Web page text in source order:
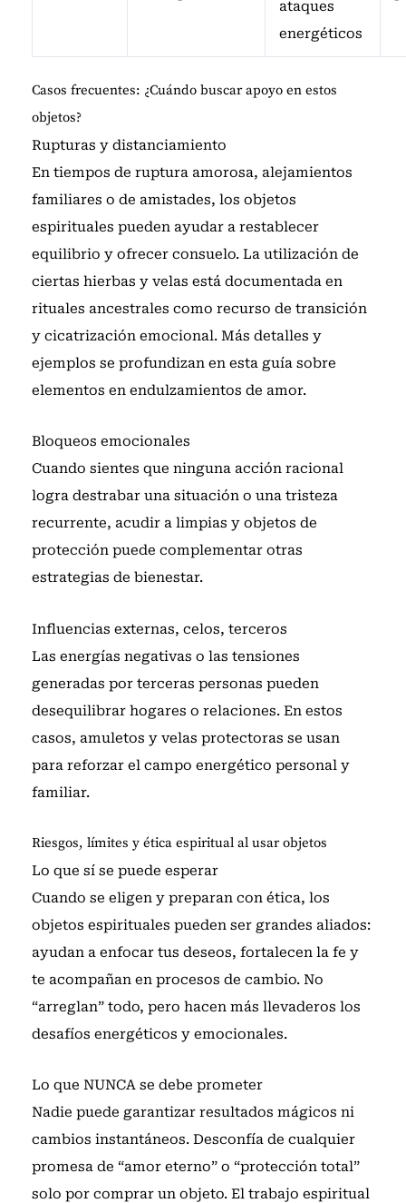
ataques
energéticos
Casos frecuentes: ¿Cuándo buscar apoyo en estos
objetos?
Rupturas y distanciamiento
En tiempos de ruptura amorosa, alejamientos
familiares o de amistades, los objetos
espirituales pueden ayudar a restablecer
equilibrio y ofrecer consuelo. La utilización de
ciertas hierbas y velas está documentada en
rituales ancestrales como recurso de transición
y cicatrización emocional. Más detalles y
ejemplos se profundizan en esta guía sobre
elementos en endulzamientos de amor.
Bloqueos emocionales
Cuando sientes que ninguna acción racional
logra destrabar una situación o una tristeza
recurrente, acudir a limpias y objetos de
protección puede complementar otras
estrategias de bienestar.
Influencias externas, celos, terceros
Las energías negativas o las tensiones
generadas por terceras personas pueden
desequilibrar hogares o relaciones. En estos
casos, amuletos y velas protectoras se usan
para reforzar el campo energético personal y
familiar.
Riesgos, límites y ética espiritual al usar objetos
Lo que sí se puede esperar
Cuando se eligen y preparan con ética, los
objetos espirituales pueden ser grandes aliados:
ayudan a enfocar tus deseos, fortalecen la fe y
te acompañan en procesos de cambio. No
“arreglan” todo, pero hacen más llevaderos los
desafíos energéticos y emocionales.
Lo que NUNCA se debe prometer
Nadie puede garantizar resultados mágicos ni
cambios instantáneos. Desconfía de cualquier
promesa de “amor eterno” o “protección total”
solo por comprar un objeto. El trabajo espiritual